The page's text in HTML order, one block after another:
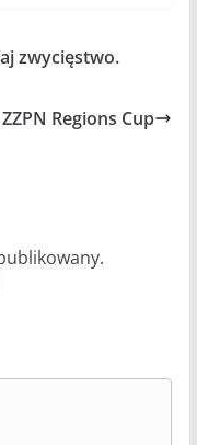
zwycięstwo.
Regions Cup